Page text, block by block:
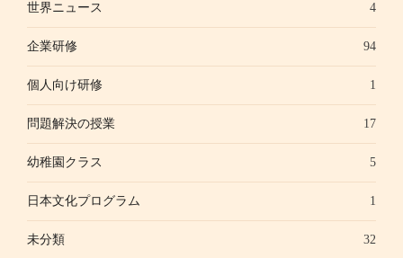
世界ニュース 4
企業研修 94
個人向け研修 1
問題解決の授業 17
幼稚園クラス 5
日本文化プログラム 1
未分類 32